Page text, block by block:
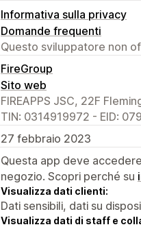
Informativa sulla privacy
Domande frequenti
Questo sviluppatore non
FireGroup
Sito web
FIREAPPS JSC, 22F
TIN: 0314919972 - EID:
27 febbraio 2023
Questa app deve
negozio. Scopri perché su
Visualizza dati clienti:
Dati sensibili, dati su
Visualizza dati di staff e